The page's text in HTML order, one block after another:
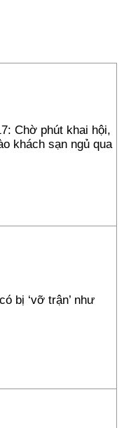
Chờ phút khai hội,
khách sạn ngủ qua
bị ‘vỡ trận’ như